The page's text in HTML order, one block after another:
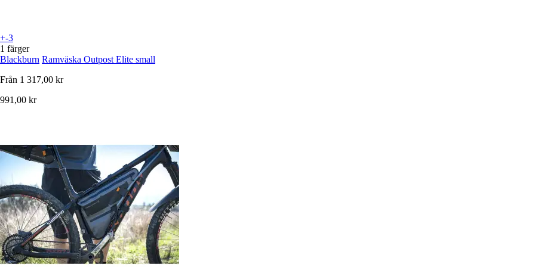
+-3
1 färger
Blackburn Ramväska Outpost Elite small
Från 1 317,00 kr
991,00 kr